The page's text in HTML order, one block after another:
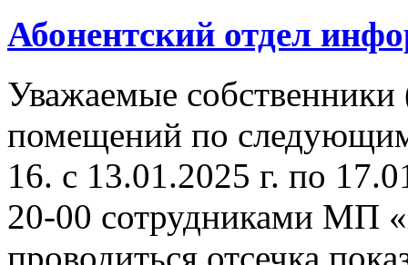
Абонентский отдел
Уважаемые
помещений по
16. с 13.01.2025 г. по
20-00 сотрудниками МП